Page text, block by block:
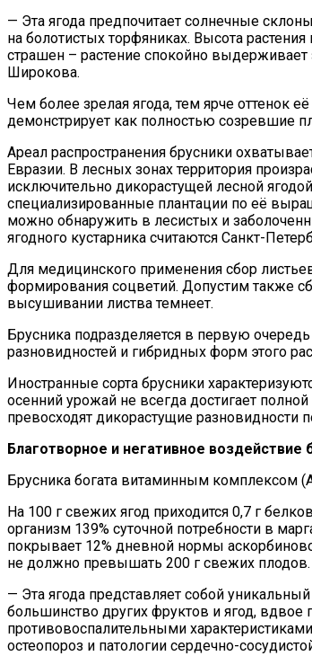
— Эта ягода предпочитает солнечные
на болотистых торфяниках. Высота
страшен – растение спокойно
Широкова.
Чем более зрелая ягода, тем ярче оттенок
демонстрирует как полностью созревшие
Ареал распространения брусники
Евразии. В лесных зонах территория
исключительно дикорастущей лесной
специализированные плантации по её
можно обнаружить в лесистых и
ягодного кустарника считаются Санкт-
Для медицинского применения сбор
формирования соцветий. Допустим также
высушивании листва темнеет.
Брусника подразделяется в первую
разновидностей и гибридных форм этого
Иностранные сорта брусники
осенний урожай не всегда достигает
превосходят дикорастущие разновидности
Благотворное и негативное воздействие
Брусника богата витаминным комплексом
На 100 г свежих ягод приходится 0,7 г
организм 139% суточной потребности в
покрывает 12% дневной нормы
не должно превышать 200 г свежих плодов.
— Эта ягода представляет собой
большинство других фруктов и ягод,
противовоспалительными
остеопороз и патологии сердечно-